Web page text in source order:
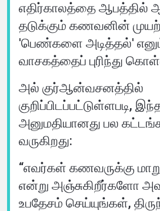
எதிர்காலத்தை ஆபத்தில்
தடுக்கும் கணவனின்
'பெண்களை அடித்தல்'
வாசகத்தைப் புரிந்து
அல் குர்ஆன்வசனத்தில்
குறிப்பிடப்பட்டுள்ளபடி,
அனுமதியானது பல
வருகிறது:
“எவர்கள் கணவருக்கு
என்று அஞ்சுகிறீர்களோ
உபதேசம் செய்யுங்கள்,